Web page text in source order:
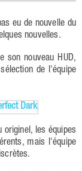
nouvelles.
son nouveau HUD,
de l'équipe
les équipes
mais l'équipe